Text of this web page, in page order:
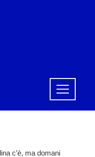
c’è, ma domani